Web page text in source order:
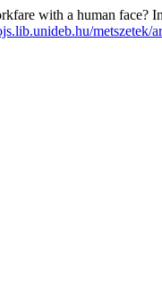
with a human face?
metszetek/